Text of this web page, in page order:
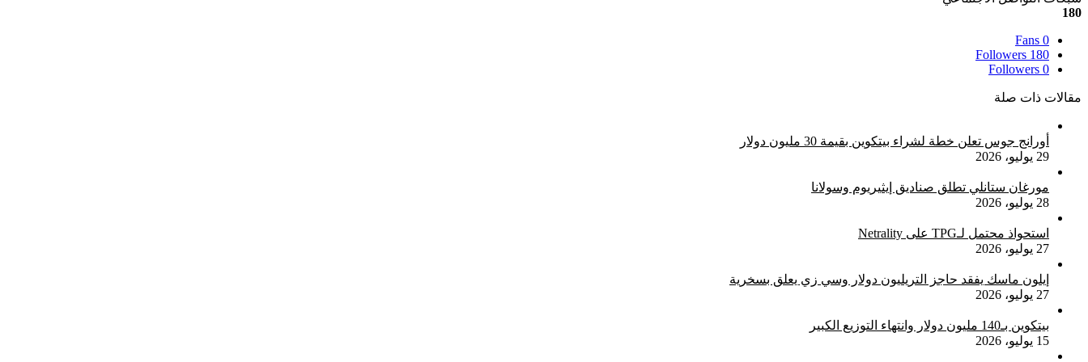
180
0
Fans
180
Followers
0
Followers
مقالات ذات صلة
أورانج جوس تعلن خطة لشراء بيتكوين بقيمة 30 مليون دولار
29 يوليو، 2026
مورغان ستانلي تطلق صناديق إيثيريوم وسولانا
28 يوليو، 2026
استحواذ محتمل لـTPG على Netrality
27 يوليو، 2026
إيلون ماسك يفقد حاجز التريليون دولار وسي زي يعلق بسخرية
27 يوليو، 2026
بيتكوين بـ140 مليون دولار وانتهاء التوزيع الكبير
15 يوليو، 2026